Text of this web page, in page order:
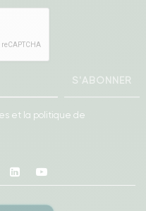
S'ABONNER
et la politique de
InstagramLinkedin